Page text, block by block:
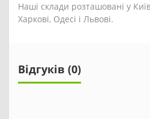
Наші склади розташовані у
Харкові, Одесі і Львові.
Відгуків (0)